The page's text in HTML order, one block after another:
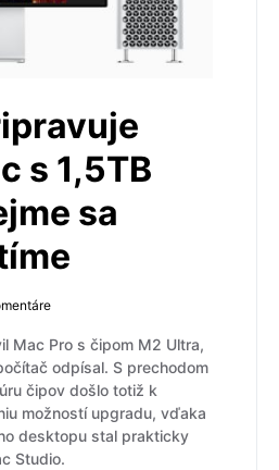
s 1,5TB
sa
Mac Pro s čipom M2 Ultra,
odpísal. S prechodom
čipov došlo totiž k
možností upgradu, vďaka
desktopu stal prakticky
Studio.